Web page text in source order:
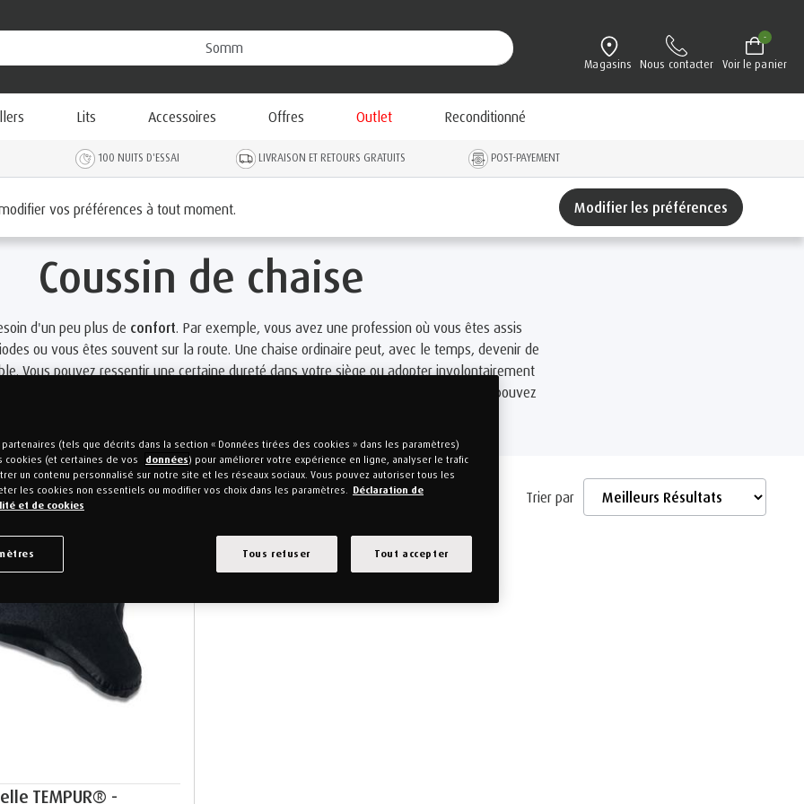
Magasins Nous contacter Voir le panier
-
Lits Accessoires Offres Outlet Reconditionné
100 NUITS D'ESSAI LIVRAISON ET RETOURS GRATUITS POST-PAYEMENT
vos préférences à tout moment. Modifier les préférences
Coussin de chaise
d'un peu plus de confort. Par exemple, vous avez une profession où vous êtes assis
ou vous êtes souvent sur la route. Une chaise ordinaire peut, avec le temps, devenir de
Vous pouvez ressentir une certaine dureté dans votre siège ou adopter involontairement
toutes les conséquences désagréables que cela implique. Heureusement, vous pouvez
problèmes grâce aux
Trier par
TEMPUR® -
(tels que décrits dans la section « Données tirées des cookies » dans les paramètres)
cookies (et certaines de vos
données) pour améliorer votre expérience en ligne, analyser le trafic
un contenu personnalisé sur notre site et les réseaux sociaux. Vous pouvez autoriser tous les
les cookies non essentiels ou modifier vos choix dans les paramètres. Déclaration de
et de cookies
Tous refuser Tout accepter